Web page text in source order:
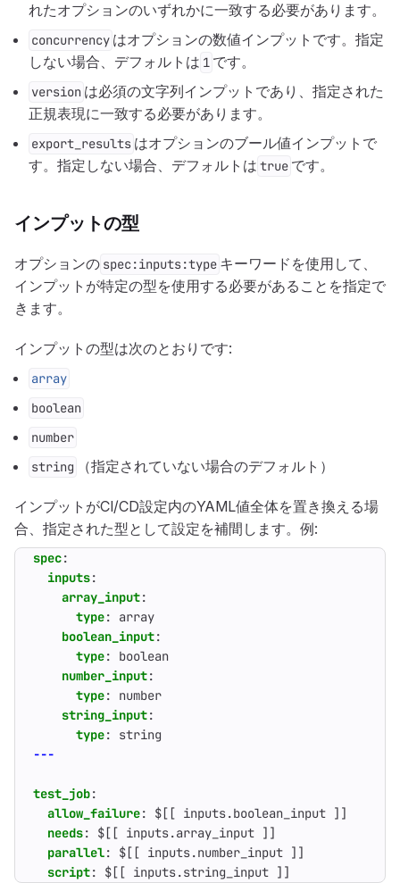
れたオプションのいずれかに一致する必要があります。
concurrency はオプションの数値インプットです。指定
しない場合、デフォルトは 1 です。
version は必須の文字列インプットであり、指定された
正規表現に一致する必要があります。
export_results はオプションのブール値インプットで
す。指定しない場合、デフォルトは true です。
インプットの型
オプションの spec:inputs:type キーワードを使用して、
インプットが特定の型を使用する必要があることを指定で
きます。
インプットの型は次のとおりです:
array
boolean
number
string
（指定されていない場合のデフォルト）
インプットがCI/CD設定内のYAML値全体を置き換える場
合、指定された型として設定を補間します。例:
spec:
inputs:
array_input:
type:
array
boolean_input:
type:
boolean
number_input:
type:
number
string_input:
type:
string
---
test_job:
allow_failure:
$[[ inputs.boolean_input ]]
needs:
$[[ inputs.array_input ]]
parallel:
$[[ inputs.number_input ]]
script: $[[ inputs.string_input ]]